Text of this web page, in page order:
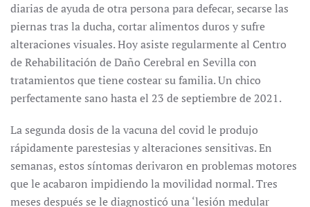
diarias de ayuda de otra persona para defecar, secarse las
piernas tras la ducha, cortar alimentos duros y sufre
alteraciones visuales. Hoy asiste regularmente al Centro
de Rehabilitación de Daño Cerebral en Sevilla con
tratamientos que tiene costear su familia. Un chico
perfectamente sano hasta el 23 de septiembre de 2021.
La segunda dosis de la vacuna del covid le produjo
rápidamente parestesias y alteraciones sensitivas. En
semanas, estos síntomas derivaron en problemas motores
que le acabaron impidiendo la movilidad normal. Tres
meses después se le diagnosticó una ‘lesión medular